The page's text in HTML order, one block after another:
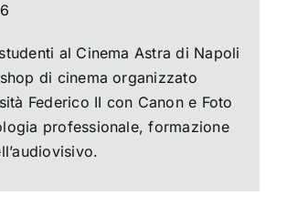
al Cinema Astra di Napoli
di cinema organizzato
Federico II con Canon e Foto
professionale, formazione